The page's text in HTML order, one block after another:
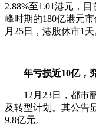
2.88%至1.01港元，
峰时期的180亿港元
月25日，港股休市1天
年亏损近10亿，
12月23日，都市丽
及转型计划。其公告
9.8亿元。